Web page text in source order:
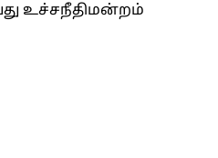
உச்சநீதிமன்றம்